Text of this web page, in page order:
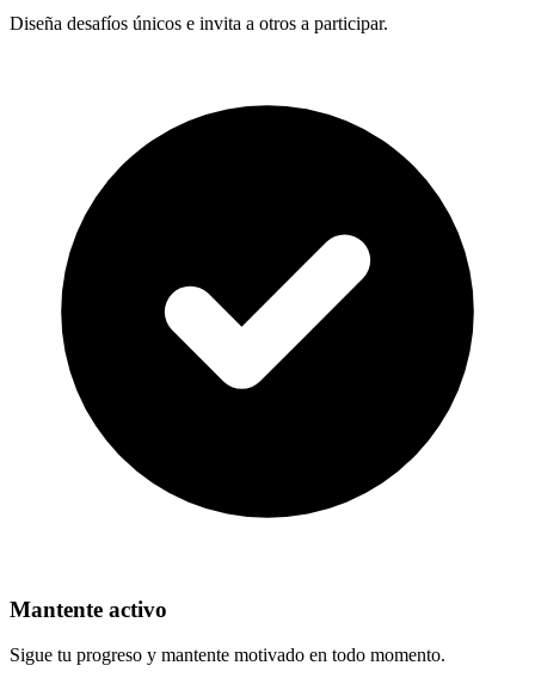
Diseña desafíos únicos e invita a otros a participar.
Mantente activo
Sigue tu progreso y mantente motivado en todo momento.